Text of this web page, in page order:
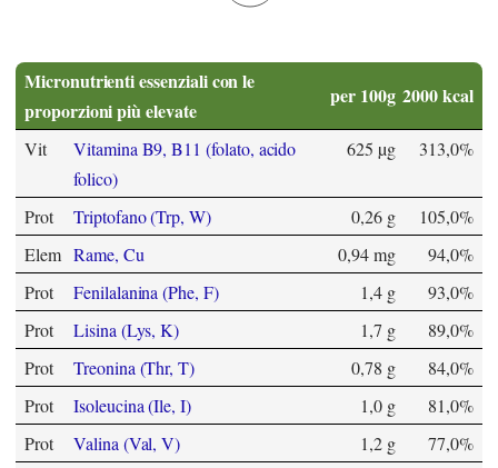
Micronutrienti essenziali con le
proporzioni più elevate
per 100g 2000 kcal
Vit
Vitamina B9, B11 (folato, acido
folico)
625 µg 313,0%
Prot Triptofano (Trp, W) 0,26 g
105,0%
Elem Rame, Cu 0,94 mg
94,0%
Prot
Fenilalanina (Phe, F) 1,4 g
93,0%
Prot
Lisina (Lys, K) 1,7 g
89,0%
Prot
Treonina (Thr, T) 0,78 g
84,0%
Prot
Isoleucina (Ile, I) 1,0 g
81,0%
Prot
Valina (Val, V) 1,2 g
77,0%